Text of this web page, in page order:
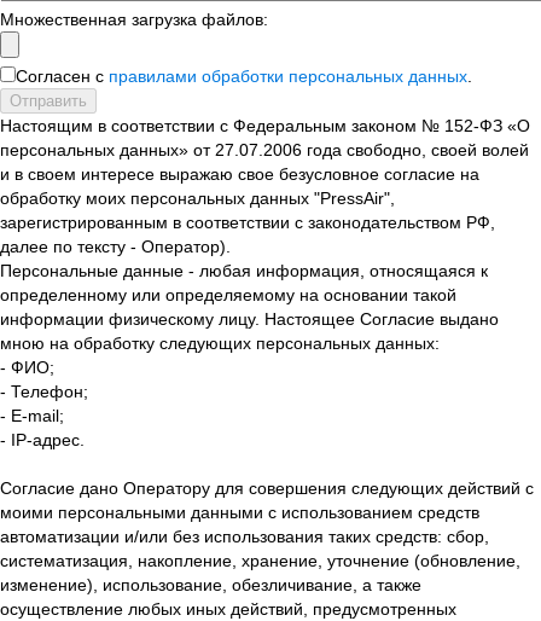
Множественная загрузка файлов:
Согласен с правилами обработки персональных данных
Отправить
Настоящим в соответствии с Федеральным законом № 152-ФЗ «О
персональных данных» от 27.07.2006 года свободно, своей волей
и в своем интересе выражаю свое безусловное согласие на
обработку моих персональных данных "PressAir",
зарегистрированным в соответствии с законодательством РФ,
далее по тексту - Оператор).
Персональные данные - любая информация, относящаяся к
определенному или определяемому на основании такой
информации физическому лицу. Настоящее Согласие выдано
мною на обработку следующих персональных данных:
- ФИО;
- Телефон;
- E-mail;
- IP-адрес.
Согласие дано Оператору для совершения следующих действий с
моими персональными данными с использованием средств
автоматизации и/или без использования таких средств: сбор,
систематизация, накопление, хранение, уточнение (обновление,
изменение), использование, обезличивание, а также
осуществление любых иных действий, предусмотренных